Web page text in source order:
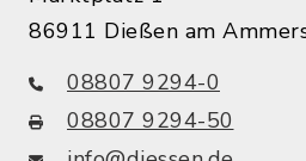
86911 Dießen am
08807 9294-0
08807 9294-50